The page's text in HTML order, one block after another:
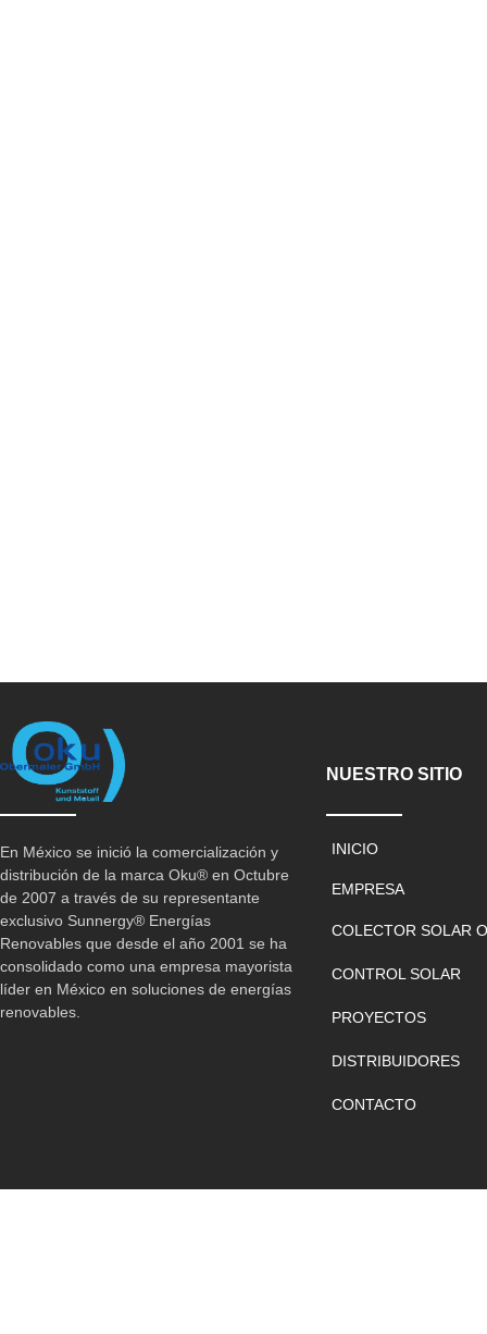
En México se inició la comercialización y
distribución de la marca Oku® en Octubre
de 2007 a través de su representante
exclusivo Sunnergy® Energías
Renovables que desde el año 2001 se ha
consolidado como una empresa mayorista
líder en México en soluciones de energías
renovables.
NUESTRO SITIO
INICIO
EMPRESA
COLECTOR SOLAR
CONTROL SOLAR
PROYECTOS
DISTRIBUIDORES
CONTACTO